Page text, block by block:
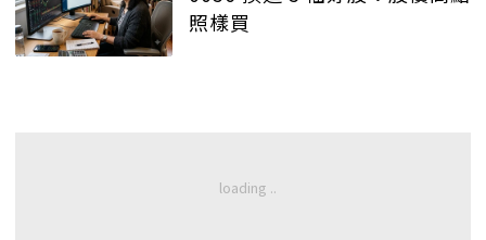
照樣買